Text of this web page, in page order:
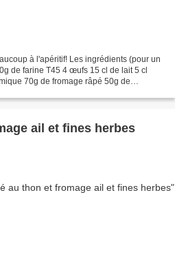
à l'apéritif! Les ingrédients (pour un
de farine T45 4 œufs 15 cl de lait 5 cl
70g de fromage râpé 50g de
ail et fines herbes